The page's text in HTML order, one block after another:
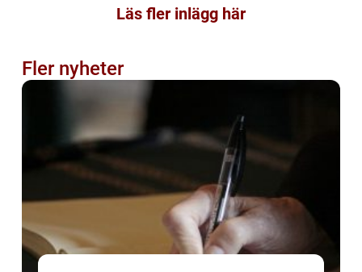
Läs fler inlägg här
Fler nyheter